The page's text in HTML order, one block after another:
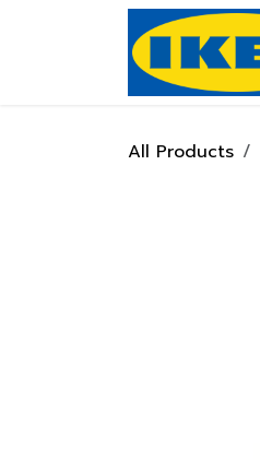
Skip to Content
All Products